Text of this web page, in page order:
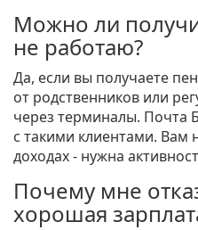
Можно ли
не работаю?
Да, если вы получаете
от родственников или
через терминалы. Почта
с такими клиентами. Вам
доходах - нужна
Почему мне
хорошая